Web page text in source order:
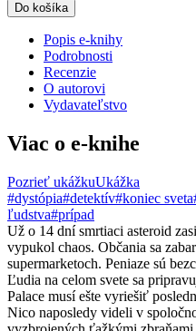
Do košíka
Popis e-knihy
Podrobnosti
Recenzie
O autorovi
Vydavateľstvo
Viac o e-knihe
Pozrieť ukážkuUkážka
#dystópia#detektív#koniec sveta
ľudstva#prípad
Už o 14 dní smrtiaci asteroid
vypukol chaos. Občania sa
supermarketoch. Peniaze sú
Ľudia na celom svete sa
Palace musí ešte vyriešiť
Nico naposledy videli v